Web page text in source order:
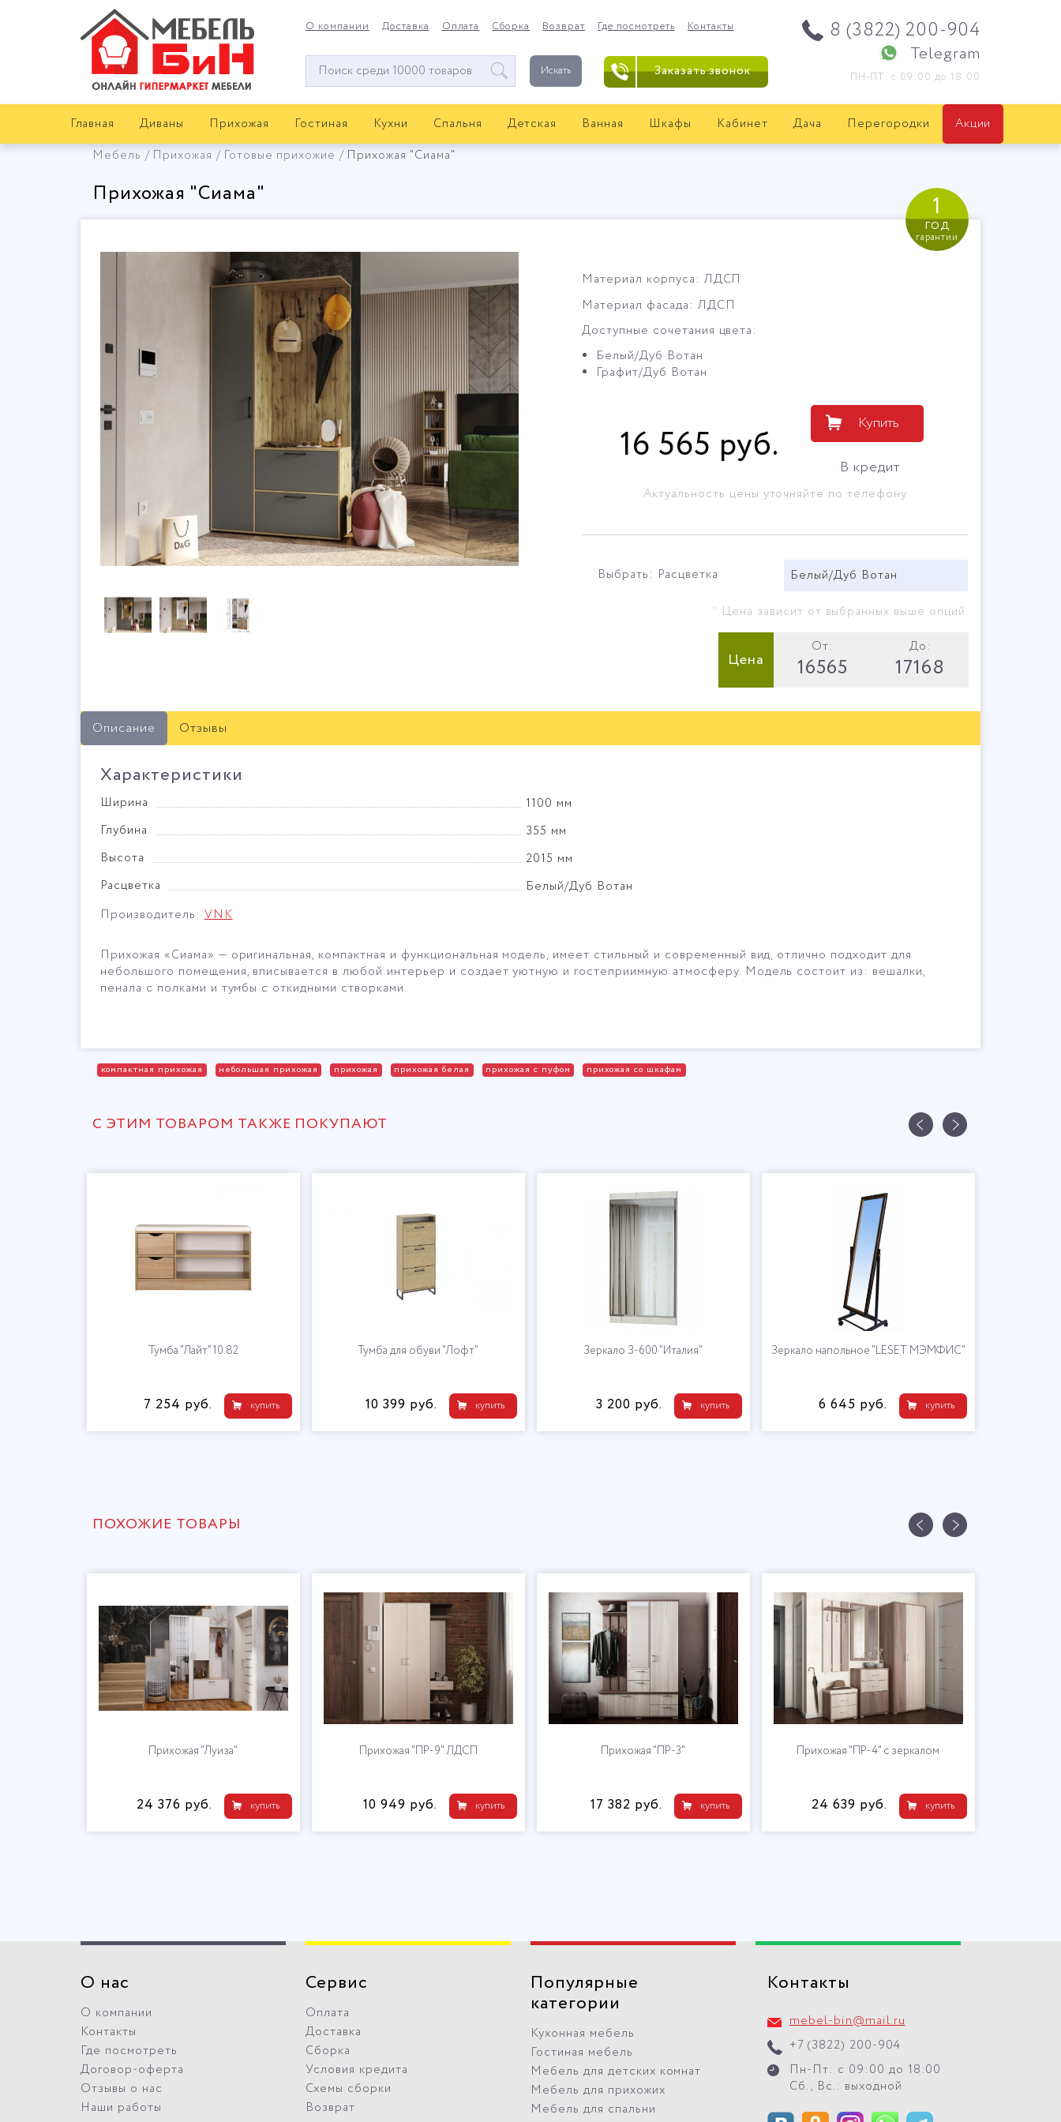
О компании Доставка Оплата Сборка Возврат Где посмотреть Контакты
Окно
поиска
Искать
8 (3822) 200-904
Telegram
ПН-ПТ: с 09:00 до 18:00
Заказать звонок
Главная Диваны Прихожая Гостиная Кухни Спальня Детская Ванная Шкафы Кабинет Дача Перегородки
Акции
Мебель
Прихожая Готовые прихожие Прихожая "Сиама"
Прихожая "Сиама" 1
год
гарантии
Материал корпуса: ЛДСП
Материал фасада: ЛДСП
Доступные сочетания цвета:
Белый/Дуб Вотан
Графит/Дуб Вотан
16 565 руб. Купить
В кредит
Актуальность цены уточняйте по телефону
Выбрать: Расцветка Белый/Дуб Вотан
* Цена зависит от выбранных выше опций.
Цена
От:
16565
До:
17168
Описание Отзывы
Характеристики
Ширина
1100 мм
Глубина
355 мм
Высота
2015 мм
Расцветка
Белый/Дуб Вотан
Производитель:VNK
Прихожая «Сиама» — оригинальная, компактная и функциональная модель, имеет стильный и современный вид, отлично подходит для
небольшого помещения, вписывается в любой интерьер и создает уютную и гостеприимную атмосферу. Модель состоит из: вешалки,
пенала с полками и тумбы с откидными створками.
компактная прихожая небольшая прихожая прихожая прихожая белая прихожая с пуфом прихожая со шкафам
С ЭТИМ ТОВАРОМ ТАКЖЕ ПОКУПАЮТ
Тумба "Лайт" 10.82
купить
7 254 руб.
Тумба для обуви "Лофт"
купить
10 399 руб.
Зеркало З-600 "Италия"
купить
3 200 руб.
Зеркало напольное "LESET МЭМФИС"
купить
6 645 руб.
ПОХОЖИЕ ТОВАРЫ
Прихожая "Луиза"
купить
24 376 руб.
Прихожая "ПР-9" ЛДСП
купить
10 949 руб.
Прихожая "ПР-3"
купить
17 382 руб.
Прихожая "ПР-4" с зеркалом
купить
24 639 руб.
О нас
О компании
Контакты
Где посмотреть
Договор-оферта
Отзывы о нас
Наши работы
Сервис
Оплата
Доставка
Сборка
Условия кредита
Схемы сборки
Возврат
Популярные
категории
Кухонная мебель
Гостиная мебель
Мебель для детских комнат
Мебель для прихожих
Мебель для спальни
Контакты
mebel-bin@mail.ru
+7 (3822) 200-904
Пн-Пт: с 09:00 до 18:00
Сб., Вс.: выходной